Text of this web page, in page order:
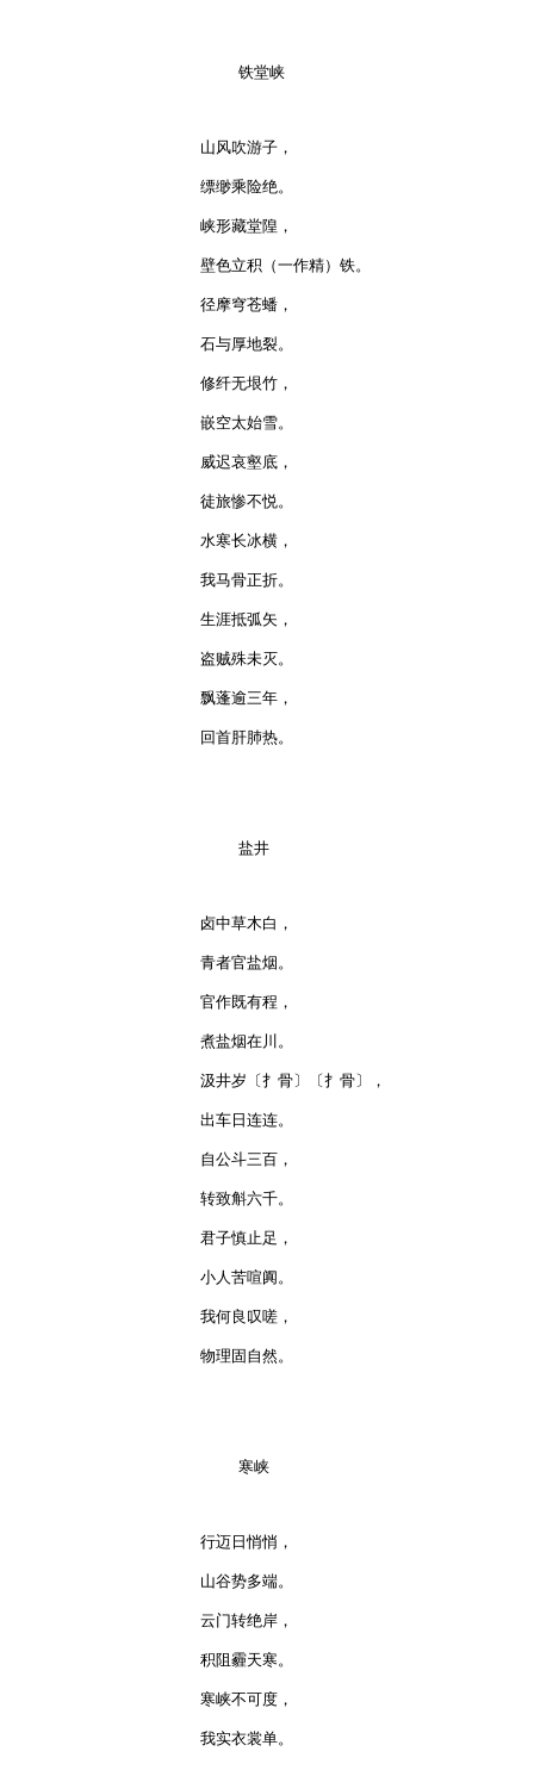
    铁堂峡
山风吹游子，
缥缈乘险绝。
峡形藏堂隍，
壁色立积（一作精）铁。
径摩穹苍蟠，
石与厚地裂。
修纤无垠竹，
嵌空太始雪。
威迟哀壑底，
徒旅惨不悦。
水寒长冰横，
我马骨正折。
生涯抵弧矢，
盗贼殊未灭。
飘蓬逾三年，
回首肝肺热。
    盐井
卤中草木白，
青者官盐烟。
官作既有程，
煮盐烟在川。
汲井岁〔扌骨〕〔扌骨〕，
出车日连连。
自公斗三百，
转致斛六千。
君子慎止足，
小人苦喧阗。
我何良叹嗟，
物理固自然。
    寒峡
行迈日悄悄，
山谷势多端。
云门转绝岸，
积阻霾天寒。
寒峡不可度，
我实衣裳单。